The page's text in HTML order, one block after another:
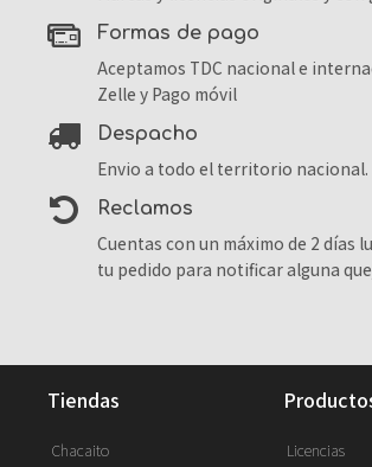
formas de pago
Aceptamos TDC nacional e
Zelle y Pago móvil
despacho
Envio a todo el territorio nacional.
reclamos
Cuentas con un máximo de 2 días
tu pedido para notificar alguna
tiendas
Chacaito
Licencias